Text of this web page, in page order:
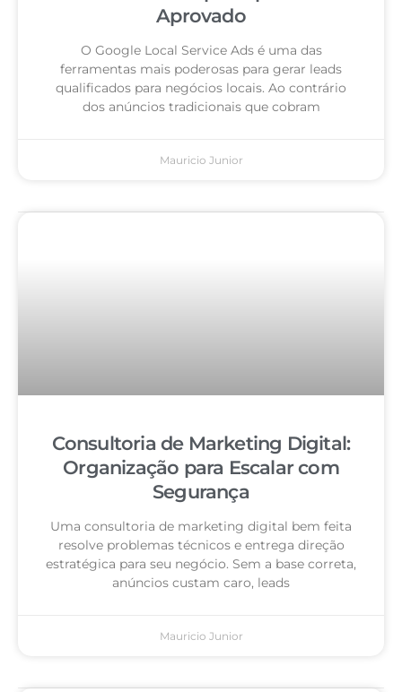
Aprovado
O Google Local Service Ads é uma das
ferramentas mais poderosas para gerar leads
qualificados para negócios locais. Ao contrário
dos anúncios tradicionais que cobram
Mauricio Junior
Consultoria de Marketing Digital:
Organização para Escalar com
Segurança
Uma consultoria de marketing digital bem feita
resolve problemas técnicos e entrega direção
estratégica para seu negócio. Sem a base correta,
anúncios custam caro, leads
Mauricio Junior